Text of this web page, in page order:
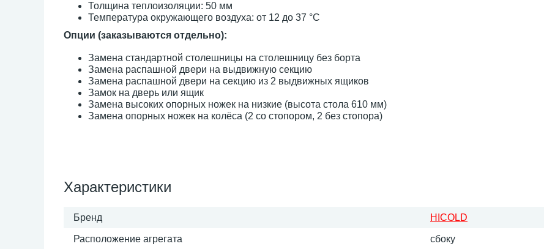
Толщина теплоизоляции: 50 мм
Температура окружающего воздуха: от 12 до 37 °C
Опции (заказываются отдельно):
Замена стандартной столешницы на столешницу без борта
Замена распашной двери на выдвижную секцию
Замена распашной двери на секцию из 2 выдвижных ящиков
Замок на дверь или ящик
Замена высоких опорных ножек на низкие (высота стола 610 мм)
Замена опорных ножек на колёса (2 со стопором, 2 без стопора)
Характеристики
Бренд HICOLD
Расположение агрегата сбоку